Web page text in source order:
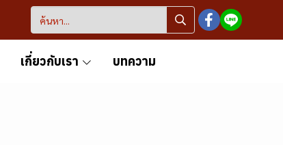
เกี่ยวกับเรา บทความ